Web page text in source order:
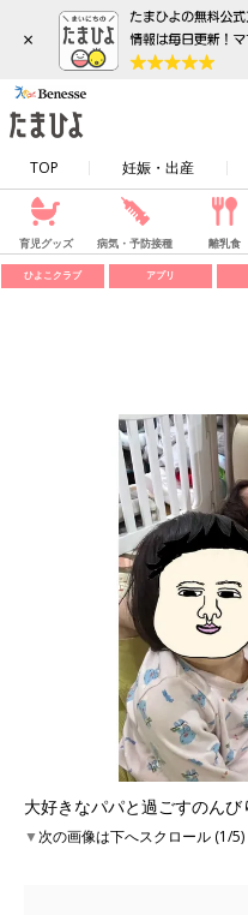
×
TOP 妊娠・出産
育児グッズ 病気・予防接種 離乳食
ひよこクラブ アプリ
大好きなパパと過ごすのんび
▼次の画像は下へスクロール (1/5)